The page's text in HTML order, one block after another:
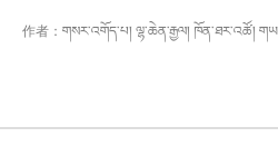
作者： གསར་འགོད་པ། ལྷ་ཆེན་རྒྱལ། ཁོན་ཐར་འཚོ།